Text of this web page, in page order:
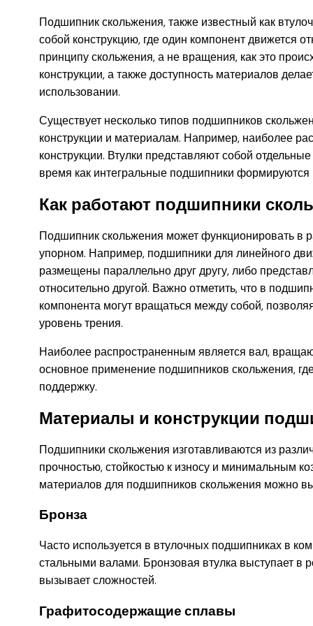
Подшипник скольжения, также известный как
собой конструкцию, где один компонент движется
принципу скольжения, а не вращения, как это
конструкции, а также доступность материалов
использовании.
Существует несколько типов подшипников
конструкции и материалам. Например, наиболее
конструкции. Втулки представляют собой
время как интегральные подшипники формируются
Как работают подшипники
Подшипник скольжения может функционировать в
упорном. Например, подшипники для линейного
размещены параллельно друг другу, либо
относительно другой. Важно отметить, что в
компонента могут вращаться между собой,
уровень трения.
Наиболее распространенным является вал,
основное применение подшипников скольжения,
поддержку.
Материалы и конструкции
Подшипники скольжения изготавливаются из
прочностью, стойкостью к износу и минимальным
материалов для подшипников скольжения можно
Бронза
Часто используется в втулочных подшипниках в
стальными валами. Бронзовая втулка выступает в
вызывает сложностей.
Графитосодержащие сплавы